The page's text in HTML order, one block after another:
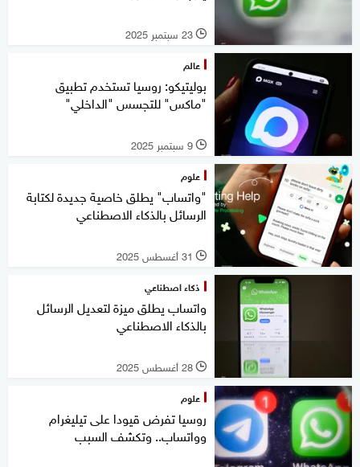
l 23 سبتمبر 2025
عالم
بوليتيكو: روسيا تستخدم تطبيق
"ماكس" للتجسس "الداخلي"
l 9 سبتمبر 2025
علوم
"واتساب" يطلق خاصية جديدة لكتابة
الرسائل بالذكاء الاصطناعي
l 31 أغسطس 2025
ذكاء اصطناعي
واتساب يطلق ميزة لتعديل الرسائل
بالذكاء الاصطناعي
l 28 أغسطس 2025
علوم
روسيا تفرض قيودا على تيليغرام
وواتساب.. وتكشف السبب